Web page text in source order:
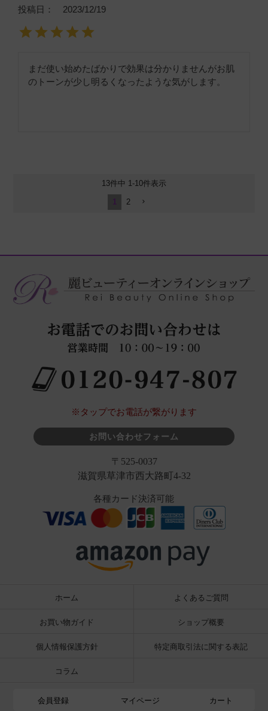
投稿日
2023/12/19
まだ使い始めたばかりで効果は分かりませんがお肌
のトーンが少し明るくなったような気がします。
13件中 1-10件表示
1 2
※タップでお電話が繋がります
お問い合わせフォーム
〒525-0037
滋賀県草津市西大路町4-32
各種カード決済可能
ホーム よくあるご質問
お買い物ガイド ショップ概要
個人情報保護方針 特定商取引法に関する表記
コラム
会員登録 マイページ カート